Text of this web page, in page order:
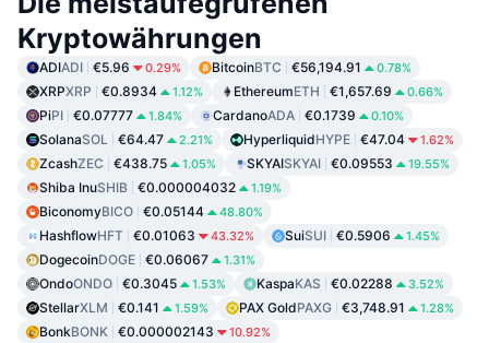
Kryptowährungen
ADIADI €5.96 0.29% BitcoinBTC €56,194.91 0.78%
XRPXRP €0.8934 1.12% EthereumETH €1,657.69 0.66%
PiPI €0.07777 1.84% CardanoADA €0.1739 0.10%
SolanaSOL €64.47 2.21% HyperliquidHYPE €47.04 1.62%
ZcashZEC €438.75 1.05% SKYAISKYAI €0.09553 19.55%
Shiba InuSHIB €0.000004032 1.19%
BiconomyBICO €0.05144 48.80%
HashflowHFT €0.01063 43.32% SuiSUI €0.5906 1.45%
DogecoinDOGE €0.06067 1.31%
OndoONDO €0.3045 1.53% KaspaKAS €0.02288 3.52%
StellarXLM €0.141 1.59% PAX GoldPAXG €3,748.91 1.28%
BonkBONK €0.000002143 10.92%